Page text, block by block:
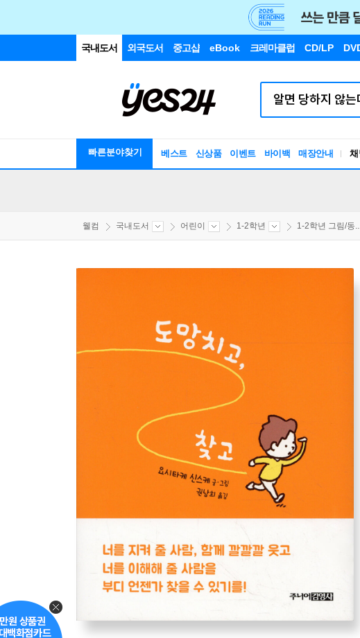
국내도서 외국도서 중고샵 eBook 크레마클럽 CD/LP
빠른분야찾기 베스트 신상품 이벤트 바이백 매장안내 채
웰컴 국내도서 어린이 1-2학년 1-2학년 그림/동